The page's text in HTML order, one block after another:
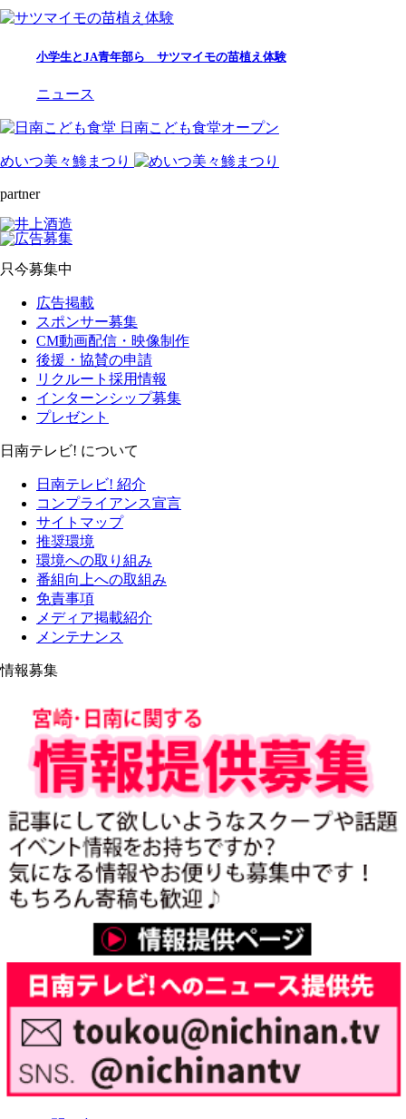
小学生とJA青年部ら サツマイモの苗植え体験
ニュース
日南こども食堂オープン
めいつ美々鯵まつり
partner
只今募集中
広告掲載
スポンサー募集
CM動画配信・映像制作
後援・協賛の申請
リクルート採用情報
インターンシップ募集
プレゼント
日南テレビ! について
日南テレビ! 紹介
コンプライアンス宣言
サイトマップ
推奨環境
環境への取り組み
番組向上への取組み
免責事項
メディア掲載紹介
メンテナンス
情報募集